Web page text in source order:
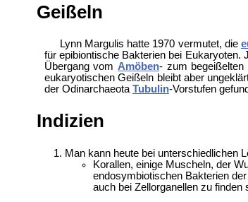
Geißeln
Lynn Margulis hatte 1970 vermutet, die
für epibiontische Bakterien bei Eukaryoten.
Übergang vomAmöben- zum begeißelten
eukaryotischen Geißeln bleibt aber
der OdinarchaeotaTubulin-Vorstufen
Indizien
Man kann heute bei unterschiedlichen
Korallen, einige Muscheln, der
endosymbiotischen Bakterien
auch bei Zellorganellen zu finden